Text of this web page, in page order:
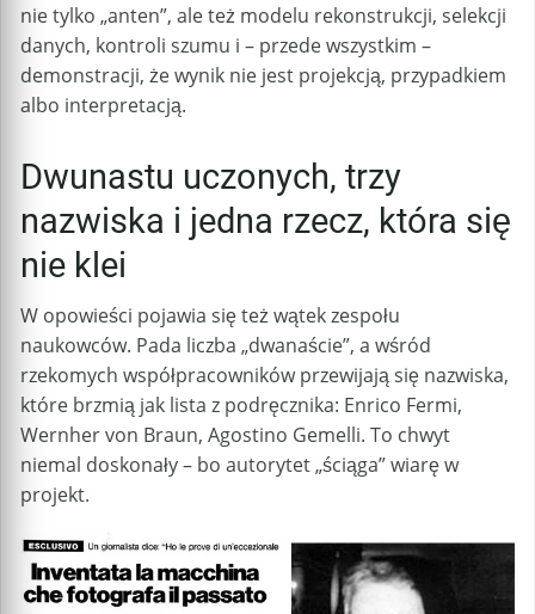
nie tylko „anten”, ale też modelu rekonstrukcji, selekcji
danych, kontroli szumu i – przede wszystkim –
demonstracji, że wynik nie jest projekcją, przypadkiem
albo interpretacją.
Dwunastu uczonych, trzy
nazwiska i jedna rzecz, która się
nie klei
W opowieści pojawia się też wątek zespołu
naukowców. Pada liczba „dwanaście”, a wśród
rzekomych współpracowników przewijają się nazwiska,
które brzmią jak lista z podręcznika: Enrico Fermi,
Wernher von Braun, Agostino Gemelli. To chwyt
niemal doskonały – bo autorytet „ściąga” wiarę w
projekt.